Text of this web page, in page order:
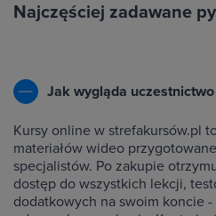
Najczęściej zadawane
Jak wygląda
Kursy online w strefakursów.pl
materiałów wideo
specjalistów. Po zakupie
dostęp do wszystkich lekcji,
dodatkowych na swoim koncie